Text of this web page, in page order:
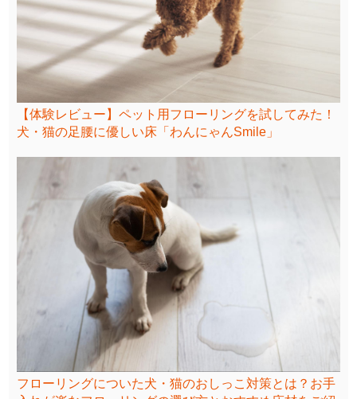
【体験レビュー】ペット用フローリングを試してみた！
犬・猫の足腰に優しい床「わんにゃんSmile」
フローリングについた犬・猫のおしっこ対策とは？お手